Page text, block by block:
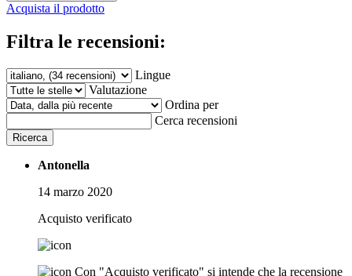
Acquista il prodotto
Filtra le recensioni:
Lingue
Valutazione
Ordina per
Cerca recensioni
Ricerca
Antonella
14 marzo 2020
Acquisto verificato
Con "Acquisto verificato" si intende che la recensione